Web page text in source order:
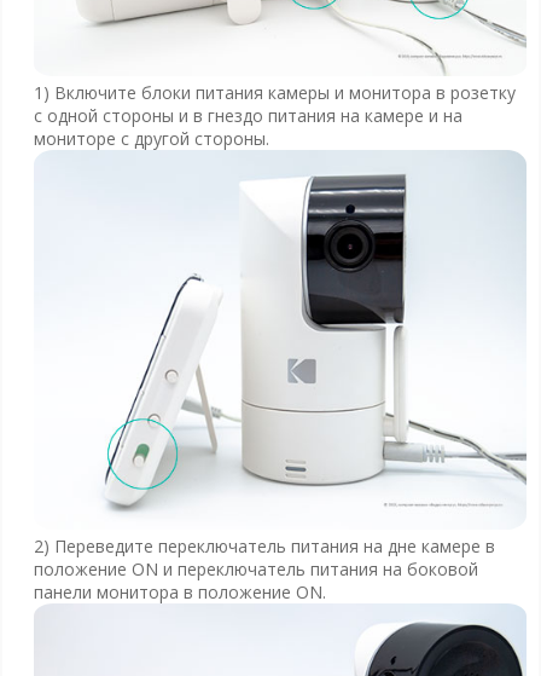
1) Включите блоки питания камеры и монитора в розетку
с одной стороны и в гнездо питания на камере и на
мониторе с другой стороны.
2) Переведите переключатель питания на дне камере в
положение ON и переключатель питания на боковой
панели монитора в положение ON.